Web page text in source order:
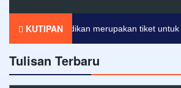
KUTIPAN
Pendidikan merupakan tiket untuk
Tulisan Terbaru